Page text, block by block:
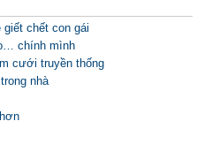
giết chết con gái
chính mình
cưới truyền thống
nhà